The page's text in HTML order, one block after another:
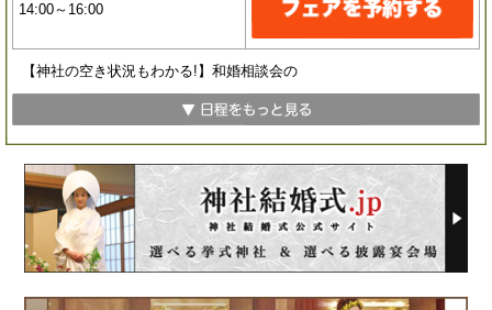
14:00～16:00
【神社の空き状況もわかる!】和婚相談会の